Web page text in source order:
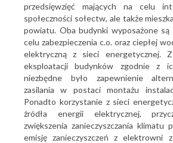
przedsięwzięć mających na celu
społeczności sołectw, ale także
powiatu. Oba budynki wyposażone są
celu zabezpieczenia c.o. oraz ciepłej
elektryczną z sieci energetycznej.
eksploatacji budynków zgodnie z
niezbędne było zapewnienie
zasilania w postaci montażu
Ponadto korzystanie z sieci
źródła energii elektrycznej,
zwiększenia zanieczyszczania klimatu
emisję zanieczyszczeń z elektrowni